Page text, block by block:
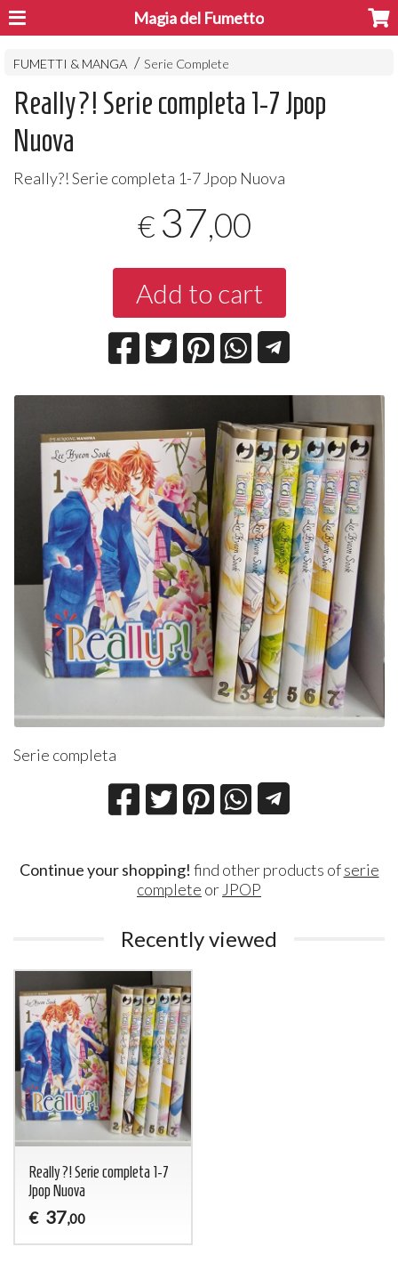
Magia del Fumetto
FUMETTI & MANGA Serie Complete
Really?! Serie completa 1-7 Jpop
Nuova
Really?! Serie completa 1-7 Jpop Nuova
€ 37,00
Add to cart
Serie completa
Continue your shopping! find other products ofserie
complete or JPOP
Recently viewed
Really?! Serie completa 1-7
Jpop Nuova
€ 37,00